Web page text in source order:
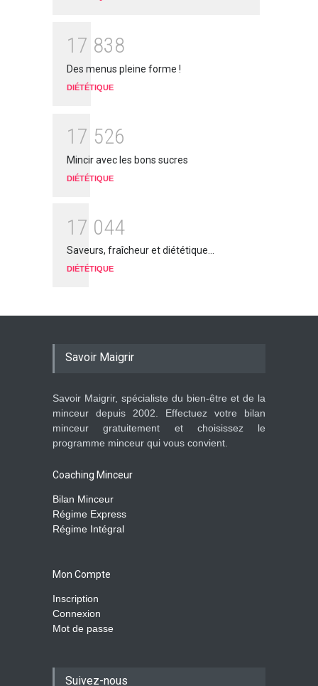
1 7 838
Des menus pleine forme !
DIÉTÉTIQUE
1 7 526
Mincir avec les bons sucres
DIÉTÉTIQUE
1 7 044
Saveurs, fraîcheur et diététique...
DIÉTÉTIQUE
Savoir Maigrir
Savoir Maigrir, spécialiste du bien-être et de la
minceur depuis 2002. Effectuez votre bilan
minceur gratuitement et choisissez le
programme minceur qui vous convient.
Coaching Minceur
Bilan Minceur
Régime Express
Régime Intégral
Mon Compte
Inscription
Connexion
Mot de passe
Suivez-nous